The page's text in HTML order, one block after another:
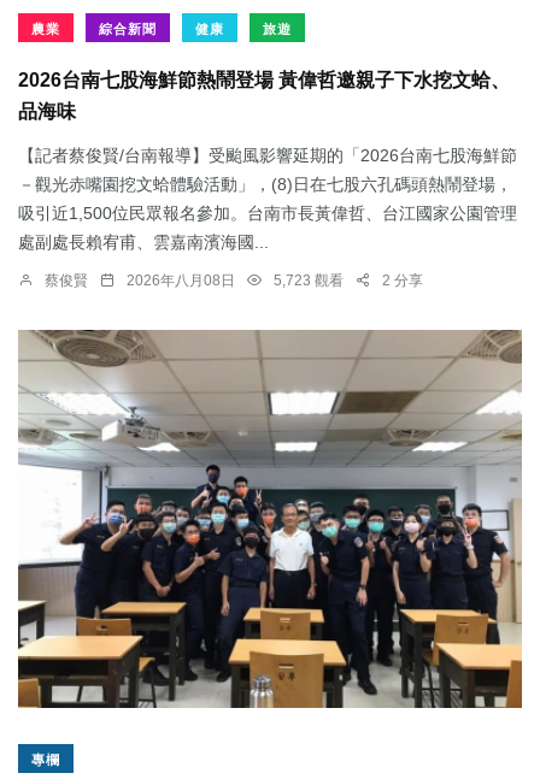
農業 綜合新聞 健康 旅遊
2026台南七股海鮮節熱鬧登場 黃偉哲邀親子下水挖文蛤、
品海味
【記者蔡俊賢/台南報導】受颱風影響延期的「2026台南七股海鮮節
－觀光赤嘴園挖文蛤體驗活動」，(8)日在七股六孔碼頭熱鬧登場，
吸引近1,500位民眾報名參加。台南市長黃偉哲、台江國家公園管理
處副處長賴宥甫、雲嘉南濱海國...
蔡俊賢 2026年八月08日 5,723 觀看 2 分享
專欄